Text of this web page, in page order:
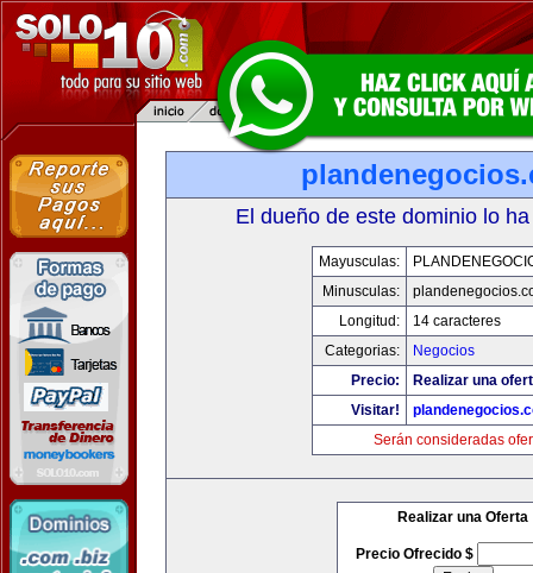
El dueño de este dominio lo
Mayusculas:
Minusculas:
Longitud:
14 caracteres
Categorias:
Negocios
Precio:
Realizar una
Visitar!
Serán consideradas
Realizar una Oferta
Precio Ofrecido $